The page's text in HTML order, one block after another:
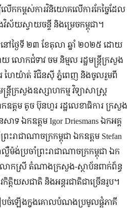
កកម្ពស់ការវិនិយោគលើការកែច្នៃដែល​
ងវិស័យស្វាយចន្ទី និងម្រេចកម្ពុជា។
ងនៅថ្ងៃទី ២៣ ខែតុលា ឆ្នាំ ២០២៥ ដោយ
លោកជំទាវ ចម និម្មល រដ្ឋមន្ត្រីក្រសួង
ហៃយ៉ាត់ រីជិនស៊ី ភ្នំពេញ និងចូលរួមពី
ត្រីក្រសួងឧស្សាហកម្ម វិទ្យាសាស្ត្រ
ឯកឧត្តម តូច ប៊ុនហួរ រដ្ឋលេខាធិការ ក្រសួង
ាទ ឯកឧត្តម Igor Driesmans ឯកអគ្គ
ះរាជាណាចក្រកម្ពុជា ឯកឧត្តម Stefan
ល្លឺម៉ង់ប្រចាំព្រះរាជាណាចក្រកម្ពុជា ឯក
ោកស្រី តំណាងក្រសួង-ស្ថាប័នពាក់ព័ន្ធ
ត្តិយសជាតិ និងអន្តរជាតិជាច្រើនរូប។
រៀបចំឡើងក្នុងគោលបំណងប្រមូលផ្តុំភាគី